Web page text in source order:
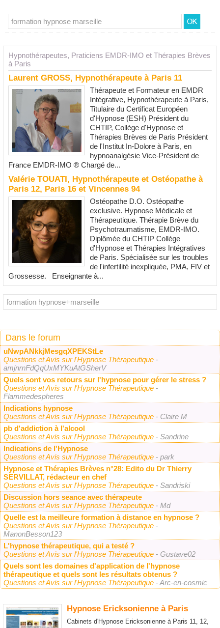
Hypnothérapeutes, Praticiens EMDR-IMO et Thérapies Brèves
à Paris
Laurent GROSS, Hypnothérapeute à Paris 11
Thérapeute et Formateur en EMDR
Intégrative, Hypnothérapeute à Paris,
Titulaire du Certificat Européen
d'Hypnose (ESH) Président du
CHTIP, Collège d'Hypnose et
Thérapies Brèves de Paris Président
de l'Institut In-Dolore à Paris, en
hypnoanalgésie Vice-Président de
France EMDR-IMO ® Chargé de...
Valérie TOUATI, Hypnothérapeute et Ostéopathe à
Paris 12, Paris 16 et Vincennes 94
Ostéopathe D.O. Ostéopathe
exclusive. Hypnose Médicale et
Thérapeutique. Thérapie Brève du
Psychotraumatisme, EMDR-IMO.
Diplômée du CHTIP Collège
d'Hypnose et Thérapies Intégratives
de Paris. Spécialisée sur les troubles
de l'infertilité inexpliquée, PMA, FIV et
Grossesse. Enseignante à...
Dans le forum
uNwpANkkjMesgqXPEKStLe
Questions et Avis sur l'Hypnose Thérapeutique -
amjnrnFdQqUxMYKuAtGSherV
Quels sont vos retours sur l'hypnose pour gérer le stress ?
Questions et Avis sur l'Hypnose Thérapeutique -
Flammedespheres
Indications hypnose
Questions et Avis sur l'Hypnose Thérapeutique - Claire M
pb d'addiction à l'alcool
Questions et Avis sur l'Hypnose Thérapeutique - Sandrine
Indications de l'Hypnose
Questions et Avis sur l'Hypnose Thérapeutique - park
Hypnose et Thérapies Brèves n°28: Edito du Dr Thierry
SERVILLAT, rédacteur en chef
Questions et Avis sur l'Hypnose Thérapeutique - Sandriski
Discussion hors seance avec thérapeute
Questions et Avis sur l'Hypnose Thérapeutique - Md
Quelle est la meilleure formation à distance en hypnose ?
Questions et Avis sur l'Hypnose Thérapeutique -
ManonBesson123
L'hypnose thérapeutique, qui a testé ?
Questions et Avis sur l'Hypnose Thérapeutique - Gustave02
Quels sont les domaines d'application de l'hypnose
thérapeutique et quels sont les résultats obtenus ?
Questions et Avis sur l'Hypnose Thérapeutique - Arc-en-cosmic
Hypnose Ericksonienne à Paris
Cabinets d'Hypnose Ericksonienne à Paris 11, 12,